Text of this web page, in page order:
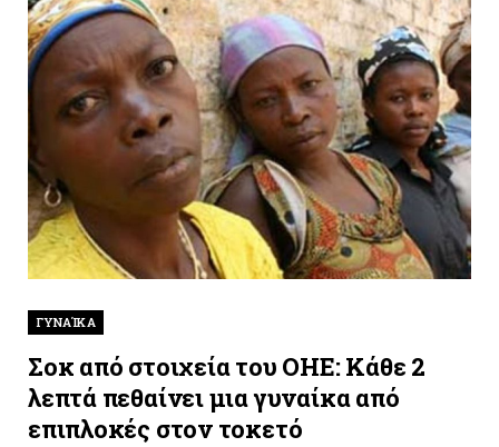
ΓΥΝΑΊΚΑ
Σοκ από στοιχεία του ΟΗΕ: Κάθε 2
λεπτά πεθαίνει μια γυναίκα από
επιπλοκές στον τοκετό